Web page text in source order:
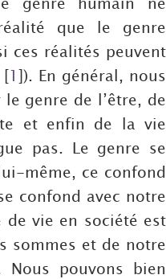
que le genre
ces réalités peuvent
[1]). En général, nous
genre de l’être, de
et enfin de la vie
pas. Le genre se
même, ce confond
confond avec notre
de vie en société est
sommes et de notre
pouvons bien